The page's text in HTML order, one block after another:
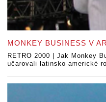
MONKEY BUSINESS V
RETRO 2000 | Jak Monkey
učarovali latinsko-americké